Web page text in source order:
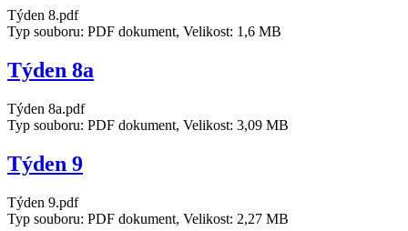
Týden 8.pdf
Typ souboru: PDF dokument, Velikost: 1,6 MB
Týden 8a
Týden 8a.pdf
Typ souboru: PDF dokument, Velikost: 3,09 MB
Týden 9
Týden 9.pdf
Typ souboru: PDF dokument, Velikost: 2,27 MB